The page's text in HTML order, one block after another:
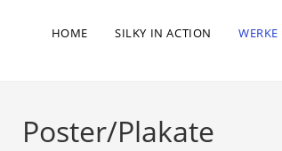
HOME SILKY IN ACTION WERKE
Poster/Plakate